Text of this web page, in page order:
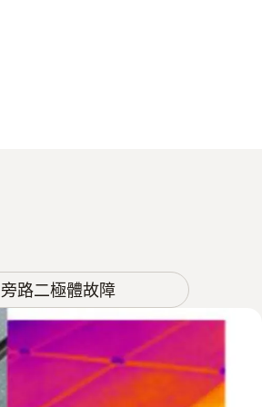
旁路二極體故障